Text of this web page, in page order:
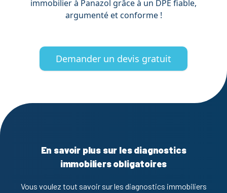
immobilier à Panazol grâce à un DPE fiable,
argumenté et conforme !
Demander un devis gratuit
En savoir plus sur les diagnostics
immobiliers obligatoires
Vous voulez tout savoir sur les diagnostics immobiliers